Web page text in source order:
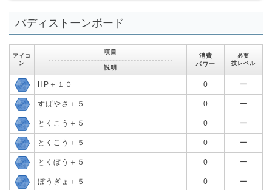
バディストーンボード
アイコ
ン
項目
説明
消費
パワー
必要
技レベル
HP＋１０ 0 ー
すばやさ＋５ 0 ー
とくこう＋５ 0 ー
とくこう＋５ 0 ー
とくぼう＋５ 0 ー
ぼうぎょ＋５ 0 ー